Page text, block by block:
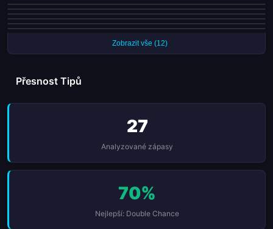
Santos Laguna obdrželi 11 červených karet v 34 zápasech této sezóny
Mazatlán inkasovali v každém ze svých posledních 9 zápasů
Necaxa obdrželi 10 červených karet v 34 zápasech této sezóny
Club Querétaro jsou neporažení v posledních 5 ligových zápasech
FC Juárez proměnili všech 10 penalt této sezóny
Zobrazit vše (12)
Přesnost Tipů
27
Analyzované zápasy
70%
Nejlepší: Double Chance